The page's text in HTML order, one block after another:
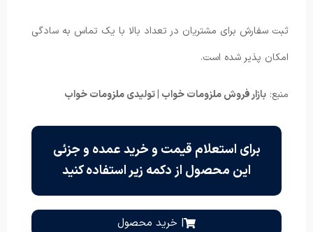
ثبت سفارش برای مشتریان در تعداد بالا با یک تماس به سادگی
امکان پذیر شده است.
منبع: بازار فروش ملزومات خواب | تولیدی ملزومات خواب
برای استعلام قیمت و خرید عمده و جزئی
این محصول از دکمه زیر استفاده کنید
| خرید محصول